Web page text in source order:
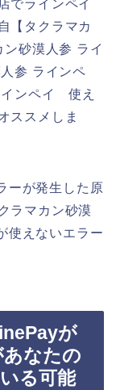
でラインペイ
【タクラマカ
砂漠人参 ライ
参 ラインペ
ンペイ 使え
ススメしま
ーが発生した原
ラマカン砂漠
使えないエラー
が
なたの
る可能